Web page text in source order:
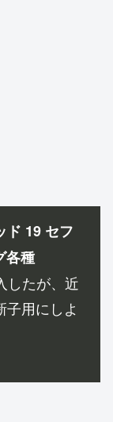
ド 19 セフ
各種
したが、近
用にしよ